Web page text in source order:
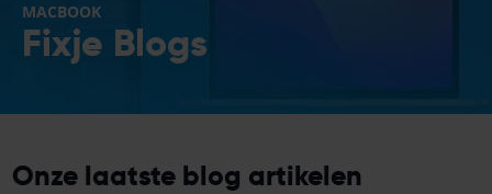
MACBOOK
Fixje Blogs
Onze laatste blog artikelen